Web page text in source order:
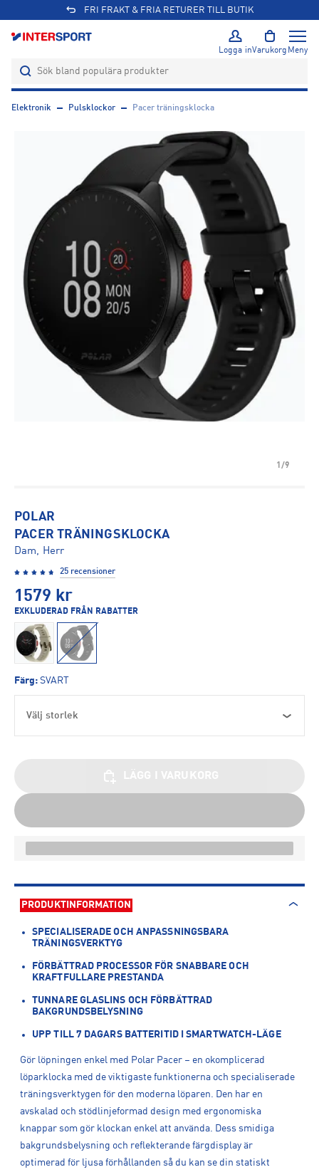
FRI FRAKT & FRIA RETURER TILL BUTIK
Logga inVarukorg Meny
Elektronik Pulsklockor Pacer träningsklocka
1/9
POLAR
PACER TRÄNINGSKLOCKA
Dam, Herr
25 recensioner
1579 kr
EXKLUDERAD FRÅN RABATTER
Färg: SVART
Välj storlek
PRODUKTINFORMATION
SPECIALISERADE OCH ANPASSNINGSBARA
TRÄNINGSVERKTYG
FÖRBÄTTRAD PROCESSOR FÖR SNABBARE OCH
KRAFTFULLARE PRESTANDA
TUNNARE GLASLINS OCH FÖRBÄTTRAD
BAKGRUNDSBELYSNING
UPP TILL 7 DAGARS BATTERITID I SMARTWATCH-LÄGE
Gör löpningen enkel med Polar Pacer – en okomplicerad
löparklocka med de viktigaste funktionerna och specialiserade
träningsverktygen för den moderna löparen. Den har en
avskalad och stödlinjeformad design med ergonomiska
knappar som gör klockan enkel att använda. Dess smidiga
bakgrundsbelysning och reflekterande färgdisplay är
optimerad för ljusa förhållanden så du kan se din statiskt